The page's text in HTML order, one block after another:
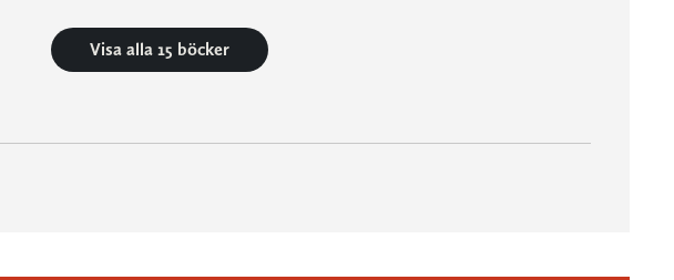
Visa alla 15 böcker